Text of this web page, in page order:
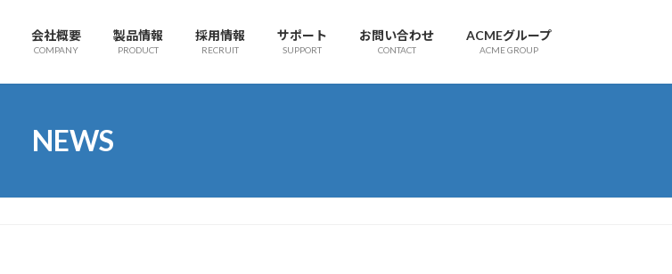
会社概要
COMPANY
製品情報
PRODUCT
採用情報
RECRUIT
サポート
SUPPORT
お問い合わせ
CONTACT
ACMEグループ
ACME GROUP
NEWS